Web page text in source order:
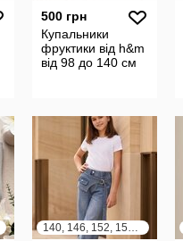
500 грн
Купальники
фруктики від h&m
від 98 до 140 см
140, 146, 152, 158, 164